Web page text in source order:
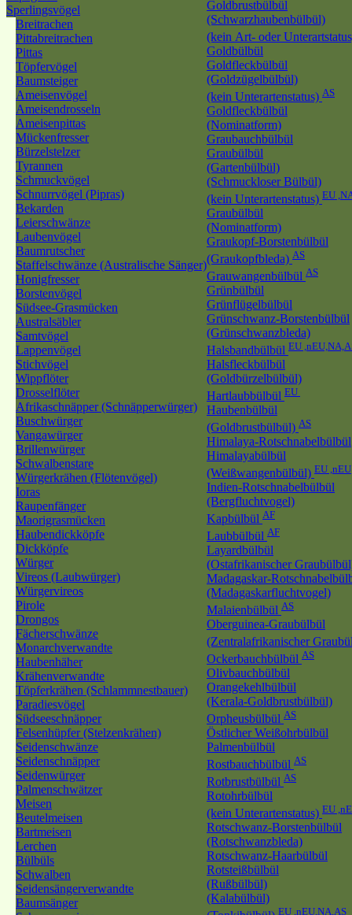
Sperlingsvögel
Breitrachen
Pittabreitrachen
Pittas
Töpfervögel
Baumsteiger
Ameisenvögel
Ameisendrosseln
Ameisenpittas
Mückenfresser
Bürzelstelzer
Tyrannen
Schmuckvögel
Schnurrvögel (Pipras)
Bekarden
Leierschwänze
Laubenvögel
Baumrutscher
Staffelschwänze (Australische Sänger)
Honigfresser
Borstenvögel
Südsee-Grasmücken
Australsäbler
Samtvögel
Lappenvögel
Stichvögel
Wippflöter
Drosselflöter
Afrikaschnäpper (Schnäpperwürger)
Buschwürger
Vangawürger
Brillenwürger
Schwalbenstare
Würgerkrähen (Flötenvögel)
Ioras
Raupenfänger
Maorigrasmücken
Haubendickköpfe
Dickköpfe
Würger
Vireos (Laubwürger)
Würgervireos
Pirole
Drongos
Fächerschwänze
Monarchverwandte
Haubenhäher
Krähenverwandte
Töpferkrähen (Schlammnestbauer)
Paradiesvögel
Südseeschnäpper
Felsenhüpfer (Stelzenkrähen)
Seidenschwänze
Seidenschnäpper
Seidenwürger
Palmenschwätzer
Meisen
Beutelmeisen
Bartmeisen
Lerchen
Bülbüls
Schwalben
Seidensängerverwandte
Baumsänger
Goldbrustbülbül
(Schwarzhaubenbülbül)
(kein Art- oder
Goldbülbül
Goldfleckbülbül
(Goldzügelbülbül)
(kein Unterartenstatus) AS
Goldfleckbülbül
(Nominatform)
Graubauchbülbül
Graubülbül
(Gartenbülbül)
(Schmuckloser Bülbül)
(kein Unterartenstatus) EU
Graubülbül
(Nominatform)
Graukopf-Borstenbülbül
(Graukopfbleda) AS
Grauwangenbülbül AS
Grünbülbül
Grünflügelbülbül
Grünschwanz-Borstenbülbül
(Grünschwanzbleda)
Halsbandbülbül EU
Halsfleckbülbül
(Goldbürzelbülbül)
Hartlaubbülbül EU
Haubenbülbül
(Goldbrustbülbül) AS
Himalaya-Rotschnabelbülbül
Himalayabülbül
(Weißwangenbülbül) EU ,nEU
Indien-Rotschnabelbülbül
(Bergfluchtvogel)
Kapbülbül AF
Laubbülbül AF
Layardbülbül
(Ostafrikanischer
Madagaskar-
(Madagaskarfluchtvogel)
Malaienbülbül AS
Oberguinea-Graubülbül
(Zentralafrikanischer
Ockerbauchbülbül AS
Olivbauchbülbül
Orangekehlbülbül
(Kerala-Goldbrustbülbül)
Orpheusbülbül AS
Östlicher Weißohrbülbül
Palmenbülbül
Rostbauchbülbül AS
Rotbrustbülbül AS
Rotohrbülbül
(kein Unterartenstatus) EU
Rotschwanz-Borstenbülbül
(Rotschwanzbleda)
Rotschwanz-Haarbülbül
Rotsteißbülbül
(Rußbülbül)
(Kalabülbül)
EU ,nEU,NA,AS